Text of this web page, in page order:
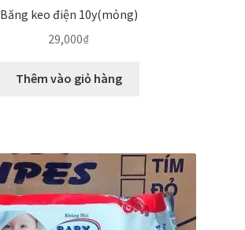
Băng keo điện 10y(mỏng)
29,000₫
Thêm vào giỏ hàng